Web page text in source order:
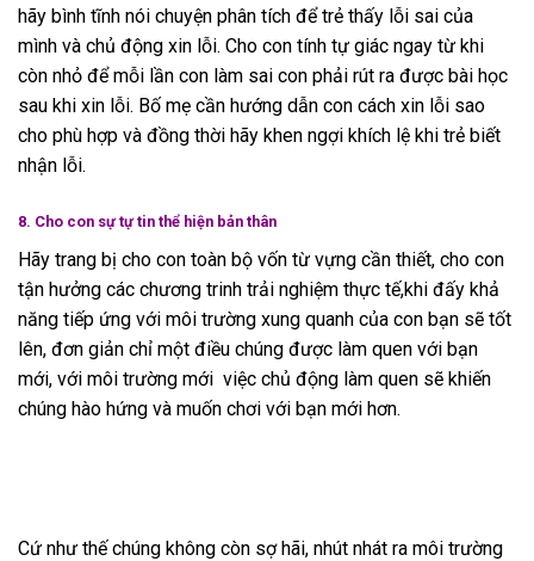
hãy bình tĩnh nói chuyện phân tích để trẻ thấy lỗi sai của
mình và chủ động xin lỗi. Cho con tính tự giác ngay từ khi
còn nhỏ để mỗi lần con làm sai con phải rút ra được bài học
sau khi xin lỗi. Bố mẹ cần hướng dẫn con cách xin lỗi sao
cho phù hợp và đồng thời hãy khen ngợi khích lệ khi trẻ biết
nhận lỗi.
8. Cho con sự tự tin thể hiện bản thân
Hãy trang bị cho con toàn bộ vốn từ vựng cần thiết, cho con
tận hưởng các chương trinh trải nghiệm thực tế,khi đấy khả
năng tiếp ứng với môi trường xung quanh của con bạn sẽ tốt
lên, đơn giản chỉ một điều chúng được làm quen với bạn
mới, với môi trường mới việc chủ động làm quen sẽ khiến
chúng hào hứng và muốn chơi với bạn mới hơn.
Cứ như thế chúng không còn sợ hãi, nhút nhát ra môi trường